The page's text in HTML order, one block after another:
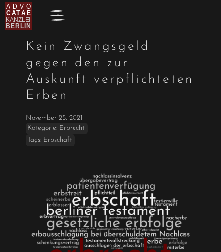
Kein Zwangsgeld
gegen den zur
Auskunft verpflichteten
Erben
November 25, 2021
Kategorie: Erbrecht
Tags: Erbschaft